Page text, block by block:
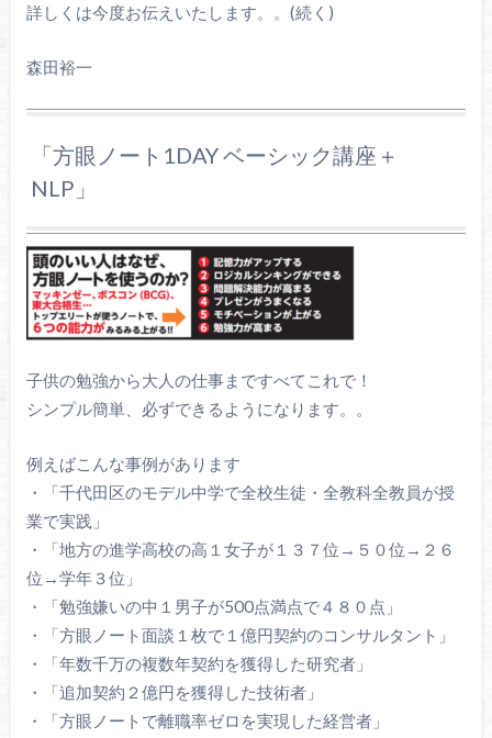
詳しくは今度お伝えいたします。。(続く)
森田裕一
「方眼ノート1DAY ベーシック講座＋
NLP」
子供の勉強から大人の仕事まですべてこれで！
シンプル簡単、必ずできるようになります。。
例えばこんな事例があります
・「千代田区のモデル中学で全校生徒・全教科全教員が授
業で実践」
・「地方の進学高校の高１女子が１３７位→５０位→２６
位→学年３位」
・「勉強嫌いの中１男子が500点満点で４８０点」
・「方眼ノート面談１枚で１億円契約のコンサルタント」
・「年数千万の複数年契約を獲得した研究者」
・「追加契約２億円を獲得した技術者」
・「方眼ノートで離職率ゼロを実現した経営者」